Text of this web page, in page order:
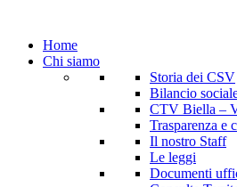
Home
Chi siamo
Storia dei CSV
Bilancio
CTV Biella –
Trasparenza e
Il nostro Staff
Le leggi
Documenti